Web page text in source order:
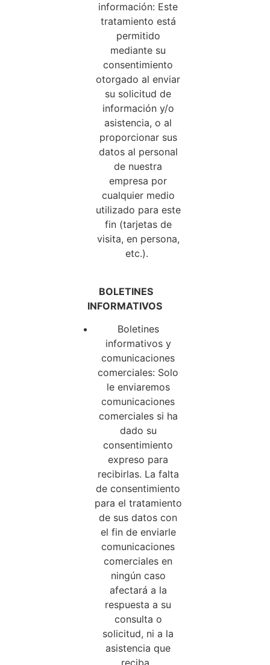
información: Este
tratamiento está
permitido
mediante su
consentimiento
otorgado al enviar
su solicitud de
información y/o
asistencia, o al
proporcionar sus
datos al personal
de nuestra
empresa por
cualquier medio
utilizado para este
fin (tarjetas de
visita, en persona,
etc.).
BOLETINES
INFORMATIVOS
Boletines
informativos y
comunicaciones
comerciales: Solo
le enviaremos
comunicaciones
comerciales si ha
dado su
consentimiento
expreso para
recibirlas. La falta
de consentimiento
para el tratamiento
de sus datos con
el fin de enviarle
comunicaciones
comerciales en
ningún caso
afectará a la
respuesta a su
consulta o
solicitud, ni a la
asistencia que